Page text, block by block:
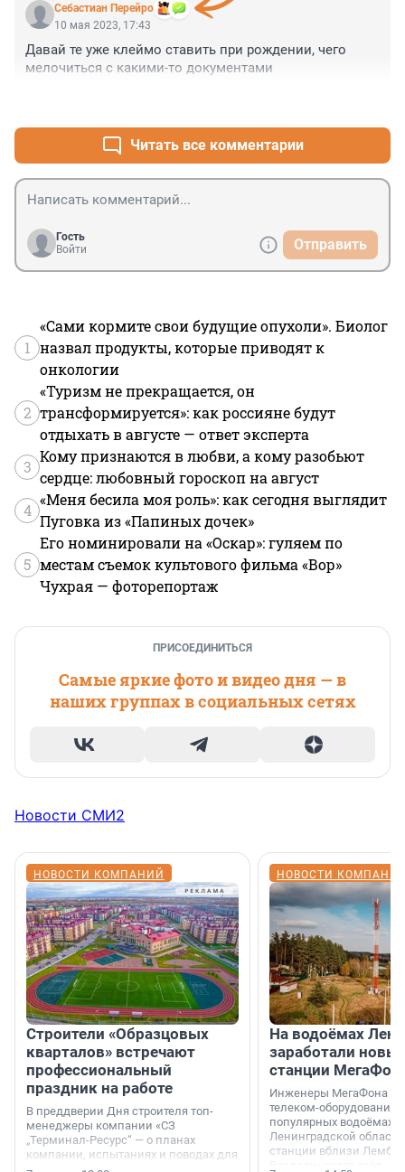
Себастиан Перейро
10 мая 2023, 17:43
Давай те уже клеймо ставить при рождении, чего
мелочиться с какими-то документами
Читать все комментарии
Гость
Войти
Отправить
1
«Сами кормите свои будущие опухоли». Биолог
назвал продукты, которые приводят к
онкологии
2
«Туризм не прекращается, он
трансформируется»: как россияне будут
отдыхать в августе — ответ эксперта
3
Кому признаются в любви, а кому разобьют
сердце: любовный гороскоп на август
4
«Меня бесила моя роль»: как сегодня выглядит
Пуговка из «Папиных дочек»
5
Его номинировали на «Оскар»: гуляем по
местам съемок культового фильма «Вор»
Чухрая — фоторепортаж
ПРИСОЕДИНИТЬСЯ
Самые яркие фото и видео дня — в
наших группах в социальных сетях
Новости СМИ2
НОВОСТИ КОМПАНИЙ
Строители «Образцовых
кварталов» встречают
профессиональный
праздник на работе
В преддверии Дня строителя топ-
менеджеры компании «СЗ
„Терминал-Ресурс“ — о планах
компании, испытаниях и поводах для
осторожного оптимизма.
НОВОСТИ
На водоёмах
заработали
станции
Инженеры МегаФона
телеком-оборудование
популярных водоёмах
Ленинградской
станции вблизи